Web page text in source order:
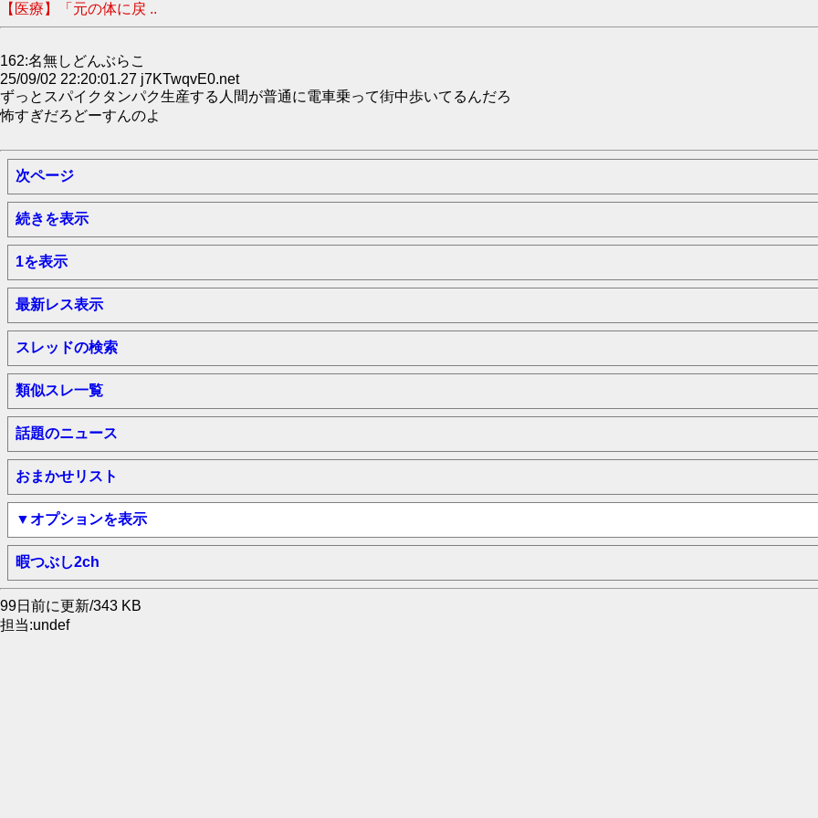
【医療】「元の体に戻 ..
162:名無しどんぶらこ
25/09/02 22:20:01.27 j7KTwqvE0.net
ずっとスパイクタンパク生産する人間が普通に電車乗って街中歩いてるんだろ
怖すぎだろどーすんのよ
次ページ
続きを表示
1を表示
最新レス表示
スレッドの検索
類似スレ一覧
話題のニュース
おまかせリスト
▼オプションを表示
暇つぶし2ch
99日前に更新/343 KB
担当:undef